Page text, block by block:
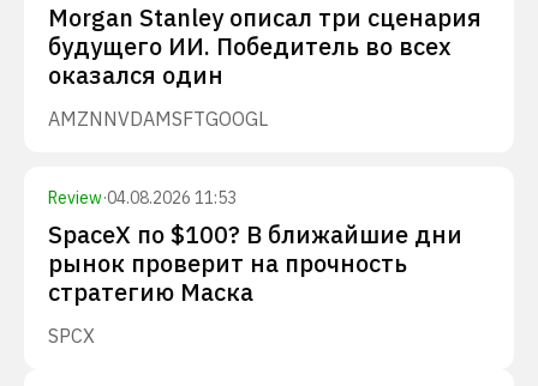
Morgan Stanley описал три сценария
будущего ИИ. Победитель во всех
оказался один
AMZNNVDAMSFTGOOGL
Review·04.08.2026 11:53
SpaceX по $100? В ближайшие дни
рынок проверит на прочность
стратегию Маска
SPCX